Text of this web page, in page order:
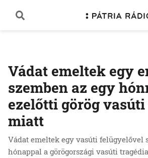
Vádat emeltek egy
szemben az egy
ezelőtti görög
miatt
Vádat emeltek egy vasúti felügyelővel
hónappal a görögországi vasúti